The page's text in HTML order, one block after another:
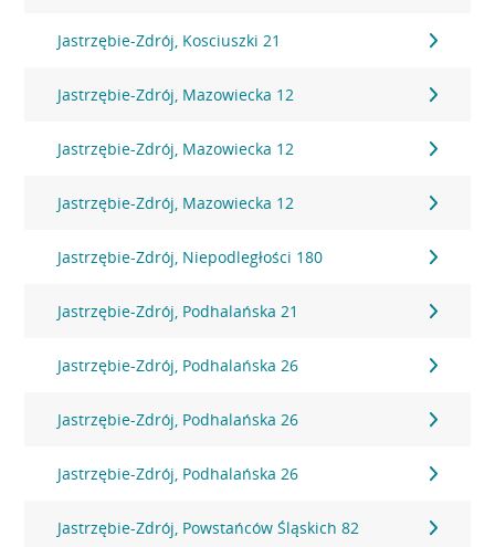
Jastrzębie-Zdrój, Kosciuszki 21
Jastrzębie-Zdrój, Mazowiecka 12
Jastrzębie-Zdrój, Mazowiecka 12
Jastrzębie-Zdrój, Mazowiecka 12
Jastrzębie-Zdrój, Niepodległości 180
Jastrzębie-Zdrój, Podhalańska 21
Jastrzębie-Zdrój, Podhalańska 26
Jastrzębie-Zdrój, Podhalańska 26
Jastrzębie-Zdrój, Podhalańska 26
Jastrzębie-Zdrój, Powstańców Śląskich 82